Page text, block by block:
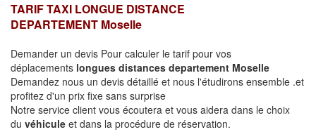
TARIF TAXI LONGUE DISTANCE
DEPARTEMENT Moselle
Demander un devis Pour calculer le tarif pour vos
déplacements longues distances departement Moselle
Demandez nous un devis détaillé et nous l'étudirons ensemble .et
profitez d'un prix fixe sans surprise
Notre service client vous écoutera et vous aidera dans le choix
du véhicule et dans la procédure de réservation.